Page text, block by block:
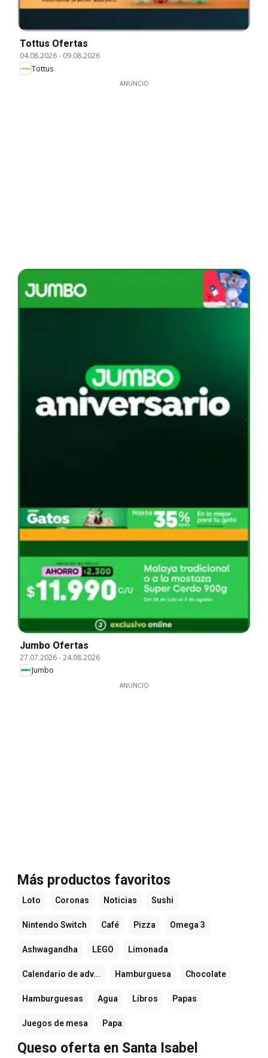
Tottus Ofertas
04.08.2026- 09.08.2026
Tottus
ANUNCIO
Jumbo Ofertas
27.07.2026-24.08.2026
Jumbo
ANUNCIO
Más productos favoritos
Loto Coronas Noticias Sushi
Nintendo Switch Café Pizza Omega 3
Ashwagandha LEGO Limonada
Calendario de adv... Hamburguesa Chocolate
Hamburguesas Agua Libros Papas
Juegos de mesa Papa
Queso oferta en Santa Isabel